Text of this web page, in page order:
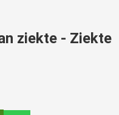
ziekte - Ziekte